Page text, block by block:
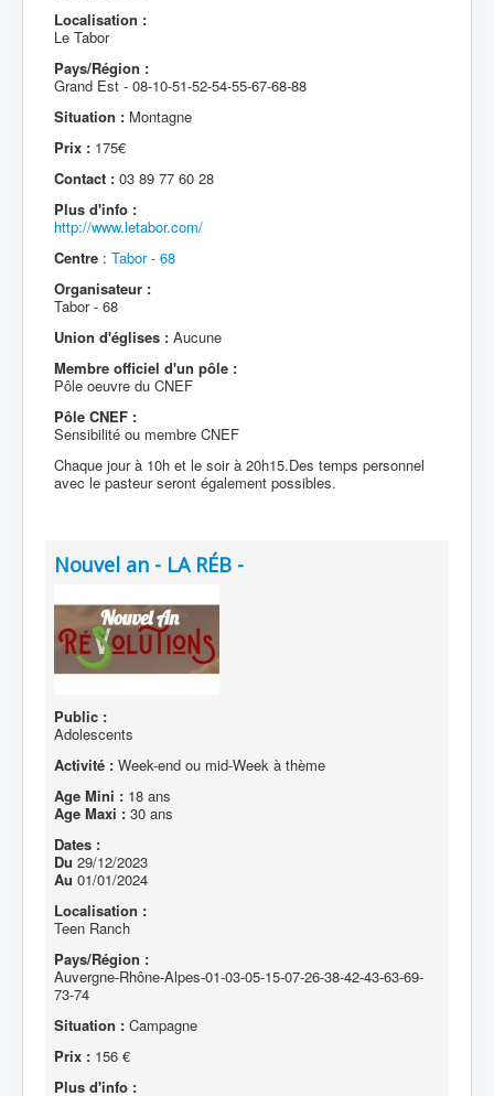
Localisation :
Le Tabor
Pays/Région :
Grand Est - 08-10-51-52-54-55-67-68-88
Situation : Montagne
Prix : 175€
Contact : 03 89 77 60 28
Plus d'info :
http://www.letabor.com/
Centre : Tabor - 68
Organisateur :
Tabor - 68
Union d'églises : Aucune
Membre officiel d'un pôle :
Pôle oeuvre du CNEF
Pôle CNEF :
Sensibilité ou membre CNEF
Chaque jour à 10h et le soir à 20h15.Des temps personnel
avec le pasteur seront également possibles.
Nouvel an - LA RÉB -
Public :
Adolescents
Activité : Week-end ou mid-Week à thème
Age Mini : 18 ans
Age Maxi : 30 ans
Dates :
Du 29/12/2023
Au 01/01/2024
Localisation :
Teen Ranch
Pays/Région :
Auvergne-Rhône-Alpes-01-03-05-15-07-26-38-42-43-63-69-
73-74
Situation : Campagne
Prix : 156 €
Plus d'info :